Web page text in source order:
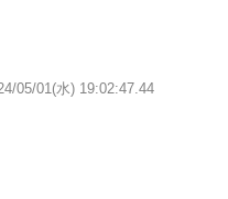
05/01(水) 19:02:47.44